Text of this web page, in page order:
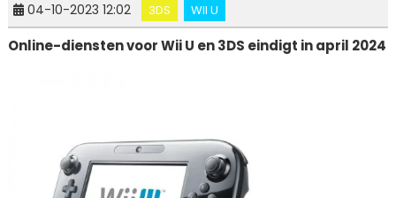
04-10-2023 12:02 3DS WII U
Online-diensten voor Wii U en 3DS eindigt in april 2024